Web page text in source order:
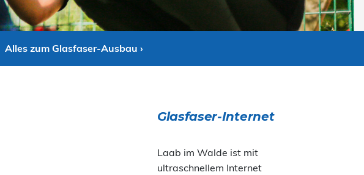
Alles zum Glasfaser-Ausbau ›
Glasfaser-Internet
Laab im Walde ist mit
ultraschnellem Internet